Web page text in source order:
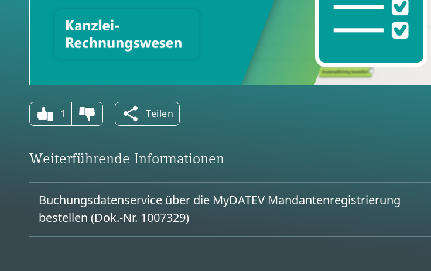
1 Teilen
Weiterführende Informationen
Buchungsdatenservice über die MyDATEV Mandantenregistrierung
bestellen (Dok.-Nr. 1007329)Link/URL